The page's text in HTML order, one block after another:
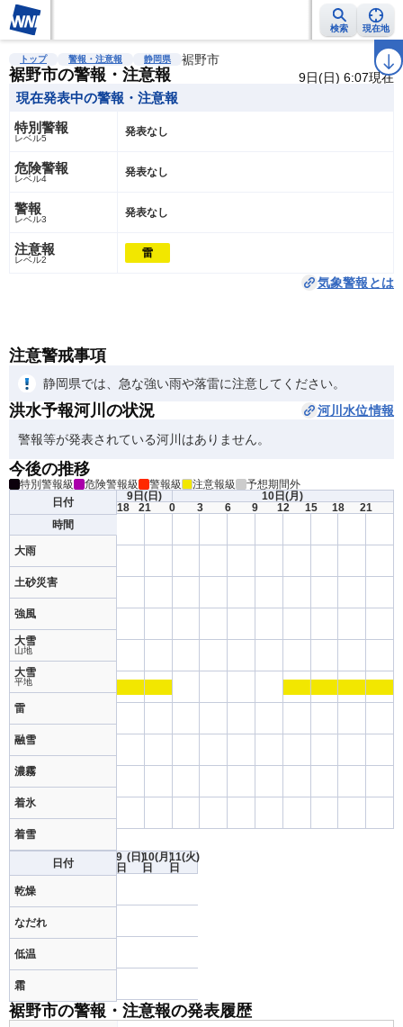
検索 現在地
雨雲レーダー 台風情報 地震情報 ラ
トップ 警報・注意報 静岡県 裾野市
裾野市の警報・注意報 9日(日) 6:07現在
現在発表中の警報・注意報
特別警報
レベル5 発表なし
危険警報
レベル4 発表なし
警報
レベル3 発表なし
注意報
レベル2 雷
気象警報とは
注意警戒事項
静岡県では、急な強い雨や落雷に注意してください。
洪水予報河川の状況
河川水位情報
警報等が発表されている河川はありません。
今後の推移
特別警報級 危険警報級 警報級 注意報級
予想期間外
日付
時間
大雨
土砂災害
強風
大雪
山地
大雪
平地
雷
融雪
濃霧
着氷
着雪
9日 (日)
18
21
10日(月)
0
3 6 9 12 15 18 21
日付
乾燥
なだれ
低温
霜
9
日
(日)10
日
(月)11
日
(火)
裾野市の警報・注意報の発表履歴